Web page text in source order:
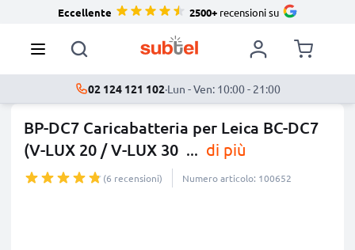
Eccellente 2500+recensioni su
02 124 121 102·Lun - Ven: 10:00 - 21:00
BP-DC7 Caricabatteria per Leica BC-DC7
(V-LUX 20 / V-LUX 30 ... di più
(6 recensioni) Numero articolo: 100652